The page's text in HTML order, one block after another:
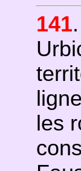
141
les